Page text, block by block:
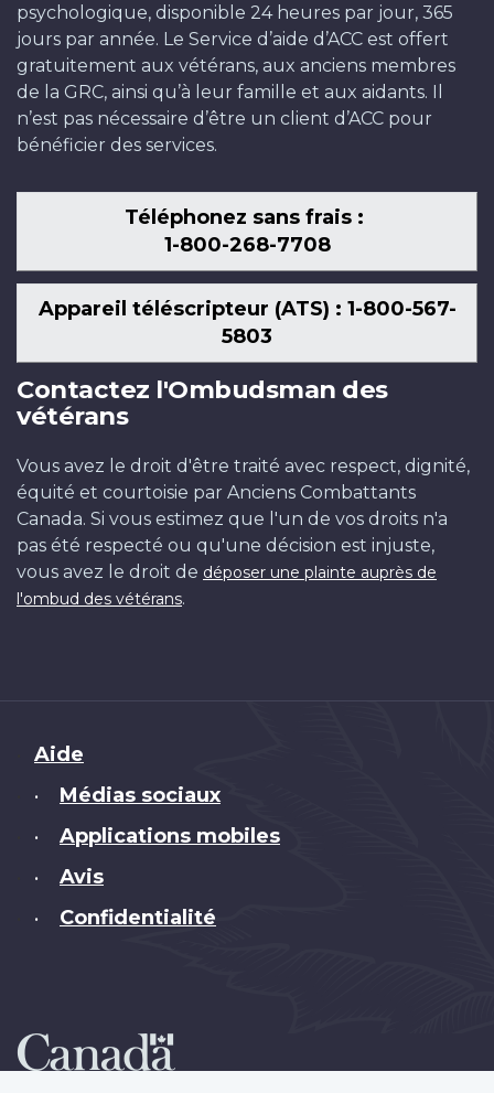
psychologique, disponible 24 heures par jour, 365
jours par année. Le Service d’aide d’ACC est offert
gratuitement aux vétérans, aux anciens membres
de la GRC, ainsi qu’à leur famille et aux aidants. Il
n’est pas nécessaire d’être un client d’ACC pour
bénéficier des services.
Téléphonez sans frais :
1-800-268-7708
Appareil téléscripteur (ATS) : 1-800-567-
5803
Contactez l'Ombudsman des
vétérans
Vous avez le droit d'être traité avec respect, dignité,
équité et courtoisie par Anciens Combattants
Canada. Si vous estimez que l'un de vos droits n'a
pas été respecté ou qu'une décision est injuste,
vous avez le droit de déposer une plainte auprès de
l'ombud des vétérans.
Brand
Aide
• Médias sociaux
• Applications mobiles
• Avis
• Confidentialité